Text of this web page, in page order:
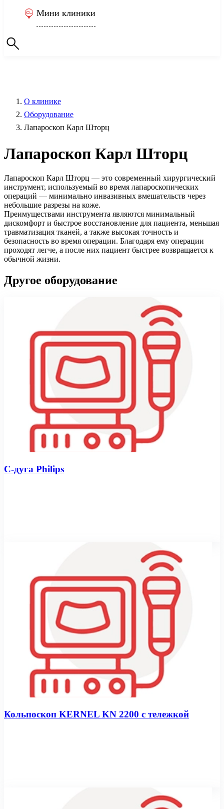
Мини клиники
О клинике
Оборудование
Лапароскоп Карл Шторц
Лапароскоп Карл Шторц
Лапароскоп Карл Шторц — это современный хирургический
инструмент, используемый во время лапароскопических
операций — минимально инвазивных вмешательств через
небольшие разрезы на коже.
Преимуществами инструмента являются минимальный
дискомфорт и быстрое восстановление для пациента, меньшая
травматизация тканей, а также высокая точность и
безопасность во время операции. Благодаря ему операции
проходят легче, а после них пациент быстрее возвращается к
обычной жизни.
Другое оборудование
С-дуга Philips
Кольпоскоп KERNEL KN 2200 с тележкой